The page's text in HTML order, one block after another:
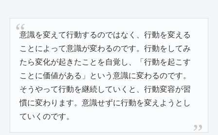
意識を変えて行動するのではなく、行動を変える
ことによって意識が変わるのです。行動をしてみ
たら変化が起きたことを自覚し、「行動を起こす
ことに価値がある」という意識に変わるのです。
そうやって行動を継続していくと、行動変容が習
慣に変わります。意識せずに行動を変えようとし
ていくのです。